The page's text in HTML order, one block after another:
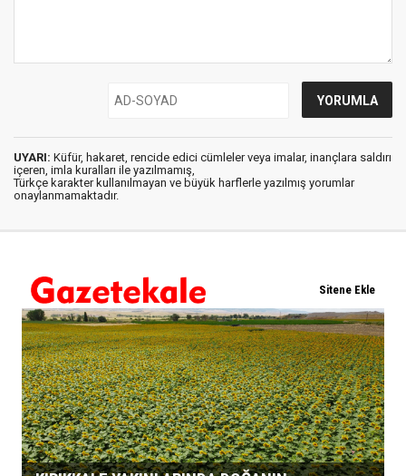
UYARI: Küfür, hakaret, rencide edici cümleler veya imalar, inançlara saldırı
içeren, imla kuralları ile yazılmamış,
Türkçe karakter kullanılmayan ve büyük harflerle yazılmış yorumlar
onaylanmamaktadır.